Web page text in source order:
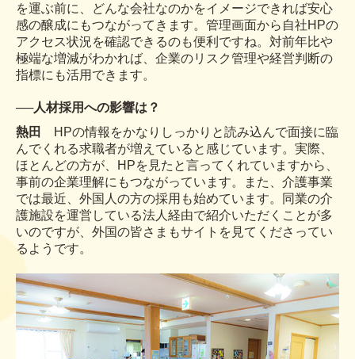
を運ぶ前に、どんな会社なのかをイメージできれば安心
感の醸成にもつながってきます。管理画面から自社HPの
アクセス状況を確認できるのも便利ですね。対前年比や
極端な増減がわかれば、企業のリスク管理や経営判断の
指標にも活用できます。
──人材採用への影響は？
熱田
HPの情報をかなりしっかりと読み込んで面接に臨
んでくれる求職者が増えていると感じています。実際、
ほとんどの方が、HPを見たと言ってくれていますから、
事前の企業理解にもつながっています。また、介護事業
では最近、外国人の方の採用も始めています。同業の介
護施設を運営している法人経由で紹介いただくことが多
いのですが、外国の皆さまもサイトを見てくださってい
るようです。